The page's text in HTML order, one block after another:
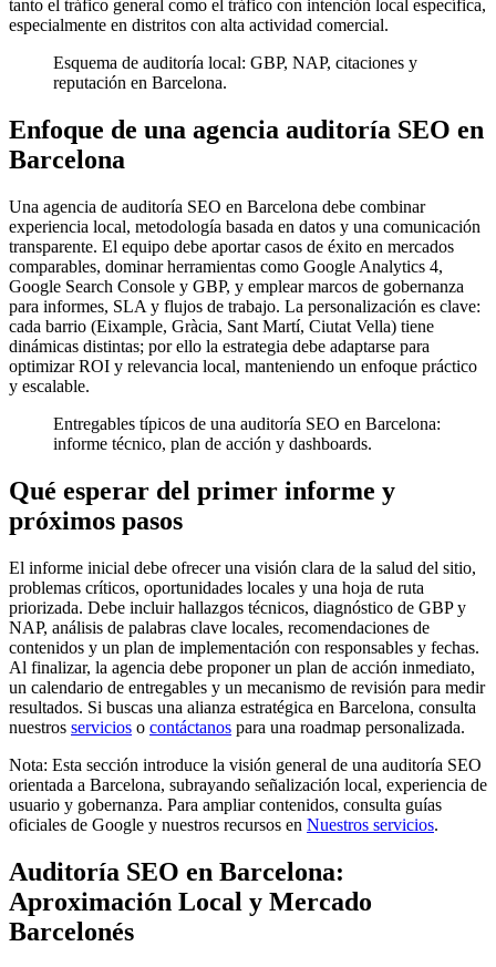
tanto el tráfico general como el tráfico con intención local específica,
especialmente en distritos con alta actividad comercial.
Esquema de auditoría local: GBP, NAP, citaciones y
reputación en Barcelona.
Enfoque de una agencia auditoría SEO en
Barcelona
Una agencia de auditoría SEO en Barcelona debe combinar
experiencia local, metodología basada en datos y una comunicación
transparente. El equipo debe aportar casos de éxito en mercados
comparables, dominar herramientas como Google Analytics 4,
Google Search Console y GBP, y emplear marcos de gobernanza
para informes, SLA y flujos de trabajo. La personalización es clave:
cada barrio (Eixample, Gràcia, Sant Martí, Ciutat Vella) tiene
dinámicas distintas; por ello la estrategia debe adaptarse para
optimizar ROI y relevancia local, manteniendo un enfoque práctico
y escalable.
Entregables típicos de una auditoría SEO en Barcelona:
informe técnico, plan de acción y dashboards.
Qué esperar del primer informe y
próximos pasos
El informe inicial debe ofrecer una visión clara de la salud del sitio,
problemas críticos, oportunidades locales y una hoja de ruta
priorizada. Debe incluir hallazgos técnicos, diagnóstico de GBP y
NAP, análisis de palabras clave locales, recomendaciones de
contenidos y un plan de implementación con responsables y fechas.
Al finalizar, la agencia debe proponer un plan de acción inmediato,
un calendario de entregables y un mecanismo de revisión para medir
resultados. Si buscas una alianza estratégica en Barcelona, consulta
nuestros servicios o contáctanos para una roadmap personalizada.
Nota: Esta sección introduce la visión general de una auditoría SEO
orientada a Barcelona, subrayando señalización local, experiencia de
usuario y gobernanza. Para ampliar contenidos, consulta guías
oficiales de Google y nuestros recursos en Nuestros servicios.
Auditoría SEO en Barcelona:
Aproximación Local y Mercado
Barcelonés